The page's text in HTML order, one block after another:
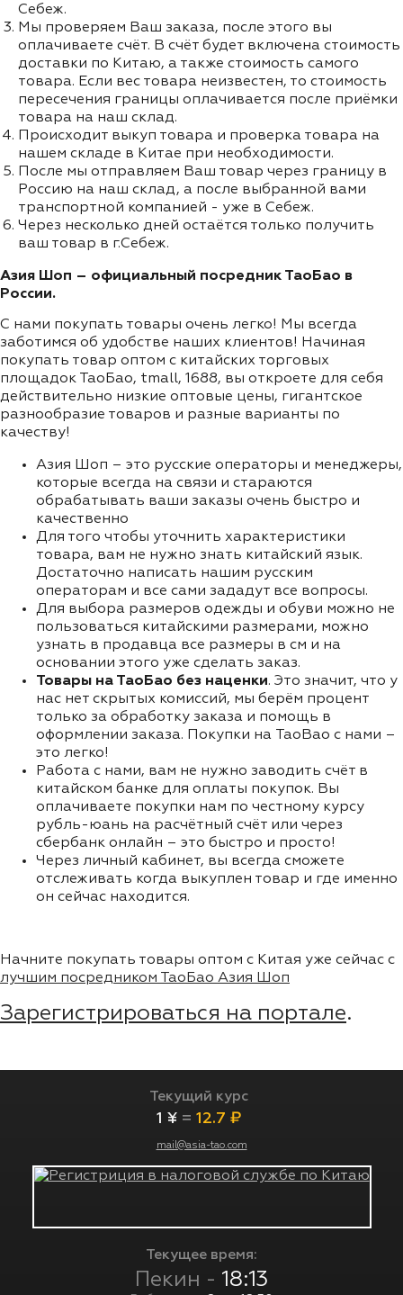
Себеж.
Мы проверяем Ваш заказа, после этого вы
оплачиваете счёт. В счёт будет включена стоимость
доставки по Китаю, а также стоимость самого
товара. Если вес товара неизвестен, то стоимость
пересечения границы оплачивается после приёмки
товара на наш склад.
Происходит выкуп товара и проверка товара на
нашем складе в Китае при необходимости.
После мы отправляем Ваш товар через границу в
Россию на наш склад, а после выбранной вами
транспортной компанией - уже в Себеж.
Через несколько дней остаётся только получить
ваш товар в г.Себеж.
Азия Шоп – официальный посредник ТаоБао в
России.
С нами покупать товары очень легко! Мы всегда
заботимся об удобстве наших клиентов! Начиная
покупать товар оптом с китайских торговых
площадок ТаоБао, tmall, 1688, вы откроете для себя
действительно низкие оптовые цены, гигантское
разнообразие товаров и разные варианты по
качеству!
Азия Шоп – это русские операторы и менеджеры,
которые всегда на связи и стараются
обрабатывать ваши заказы очень быстро и
качественно
Для того чтобы уточнить характеристики
товара, вам не нужно знать китайский язык.
Достаточно написать нашим русским
операторам и все сами зададут все вопросы.
Для выбора размеров одежды и обуви можно не
пользоваться китайскими размерами, можно
узнать в продавца все размеры в см и на
основании этого уже сделать заказ.
Товары на ТаоБао без наценки. Это значит, что у
нас нет скрытых комиссий, мы берём процент
только за обработку заказа и помощь в
оформлении заказа. Покупки на TaoBao с нами –
это легко!
Работа с нами, вам не нужно заводить счёт в
китайском банке для оплаты покупок. Вы
оплачиваете покупки нам по честному курсу
рубль-юань на расчётный счёт или через
сбербанк онлайн – это быстро и просто!
Через личный кабинет, вы всегда сможете
отслеживать когда выкуплен товар и где именно
он сейчас находится.
Начните покупать товары оптом с Китая уже сейчас с
лучшим посредником ТаоБао Азия Шоп
Зарегистрироваться на портале.
Текущий курс
1 ¥ = 12.7 ₽
mail@asia-tao.com
Текущее время:
Пекин - 18:13